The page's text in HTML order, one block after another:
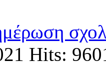
Hits: